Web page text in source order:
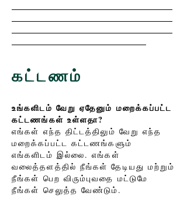
கட்டணம்
உங்களிடம் வேறு ஏதேனும் மறைக்கப்பட்ட
கட்டணங்கள் உள்ளதா?
எங்கள் எந்த திட்டத்திலும் வேறு எந்த
மறைக்கப்பட்ட கட்டணங்களும்
எங்களிடம் இல்லை. எங்கள்
வலைத்தளத்தில் நீங்கள் தேடியது மற்றும்
நீங்கள் பெற விரும்புவதை மட்டுமே
நீங்கள் செலுத்த வேண்டும்.